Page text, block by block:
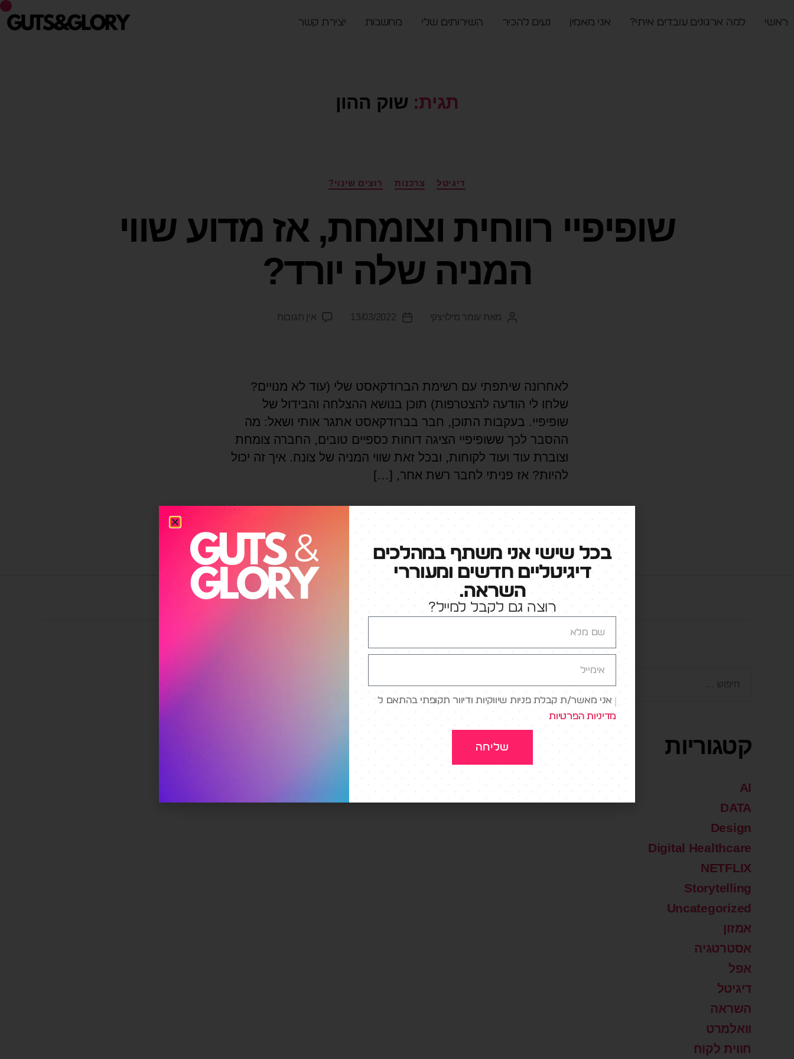
ראשי למה ארגונים עובדים איתי? אני מאמין נעים להכיר השירותים שלי מחשבות יצירת קשר
תגית: שוק ההון
דיגיטל צרכנות רוצים שינוי?
שופיפיי רווחית וצומחת, אז מדוע שווי
המניה שלה יורד?
מאת עומר מילויצקי 13/03/2022 אין תגובות
לאחרונה שיתפתי עם רשימת הברודקאסט שלי (עוד לא מנויים?
שלחו לי הודעה להצטרפות) תוכן בנושא ההצלחה והבידול של
שופיפיי. בעקבות התוכן, חבר בברודקאסט אתגר אותי ושאל: מה
ההסבר לכך ששופיפיי הציגה דוחות כספיים טובים, החברה צומחת
וצוברת עוד ועוד לקוחות, ובכל זאת שווי המניה של צונח. איך זה יכול
להיות? אז פניתי לחבר רשת אחר, […]
קטגוריות
AI
DATA
Design
Digital Healthcare
NETFLIX
Storytelling
Uncategorized
אמזון
אסטרטגיה
אפל
דיגיטל
השראה
וואלמרט
חווית לקוח
בכל שישי אני משתף במהלכים
דיגיטליים חדשים ומעוררי
השראה.
רוצה גם לקבל למייל?
אני מאשר/ת קבלת פניות שיווקיות ודיוור תקופתי בהתאם ל
מדיניות הפרטיות
שליחה